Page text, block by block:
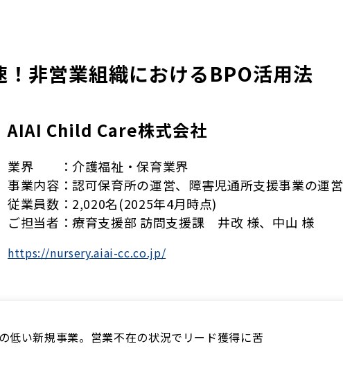
非営業組織におけるBPO活用法
AIAI Child Care株式会社
業界 ：介護福祉・保育業界
事業内容：認可保育所の運営、障害児通所支援事業の運営
従業員数：2,020名(2025年4月時点)
ご担当者：療育支援部 訪問支援課 井改 様、中山 様
https://nursery.aiai-cc.co.jp/
低い新規事業。営業不在の状況でリード獲得に苦